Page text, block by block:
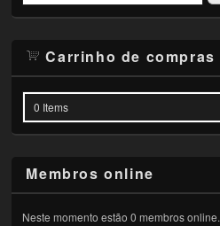
Carrinho de compras
0 Items
Membros online
Neste momento estão 0 membros online.